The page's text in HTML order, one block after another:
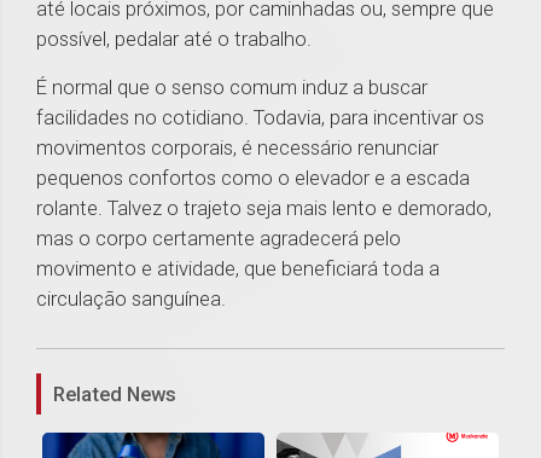
até locais próximos, por caminhadas ou, sempre que
possível, pedalar até o trabalho.
É normal que o senso comum induz a buscar
facilidades no cotidiano. Todavia, para incentivar os
movimentos corporais, é necessário renunciar
pequenos confortos como o elevador e a escada
rolante. Talvez o trajeto seja mais lento e demorado,
mas o corpo certamente agradecerá pelo
movimento e atividade, que beneficiará toda a
circulação sanguínea.
Related News